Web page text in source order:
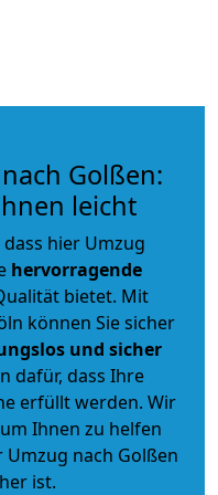
Golßen:
leicht
hier Umzug
hervorragende
bietet. Mit
können Sie sicher
und sicher
dafür, dass Ihre
erfüllt werden. Wir
Ihnen zu helfen
nach Golßen
ist.